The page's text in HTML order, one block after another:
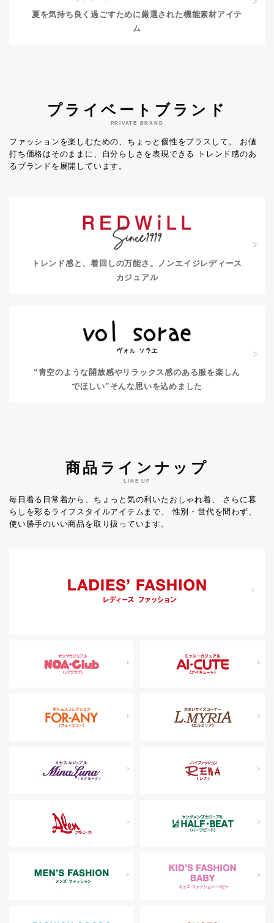
夏を気持ち良く過ごすために 厳選された機能素材アイテ
ム
プライベートブランド
PRIVATE BRAND
ファッションを楽しむための、ちょっと個性をプラスして。
お値
打ち価格はそのままに、自分らしさを表現できる
トレンド感のあ
るブランドを展開しています。
トレンド感と、着回しの万能さ。
ノンエイジレディース
カジュアル
“青空のような開放感やリラックス感のある服を楽しん
でほしい” そんな思いを込めました
商品ラインナップ
LINE UP
毎日着る日常着から、ちょっと気の利いたおしゃれ着、
さらに暮
らしを彩るライフスタイルアイテムまで、
性別・世代を問わず、
使い勝手のいい商品を取り扱っています。